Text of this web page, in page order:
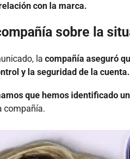
con la marca.
sobre la
la compañía aseguró
y la seguridad de la cuenta.
que hemos identificado
compañía.